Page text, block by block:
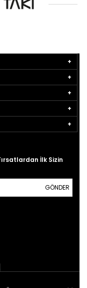
İlk Sizin
GÖNDER